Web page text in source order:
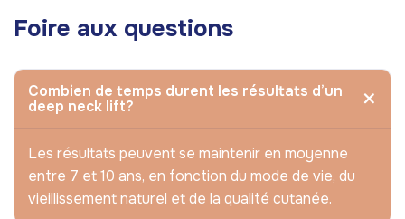
Foire aux questions
Combien de temps durent les résultats d’un
deep neck lift?
Les résultats peuvent se maintenir en moyenne
entre 7 et 10 ans, en fonction du mode de vie, du
vieillissement naturel et de la qualité cutanée.